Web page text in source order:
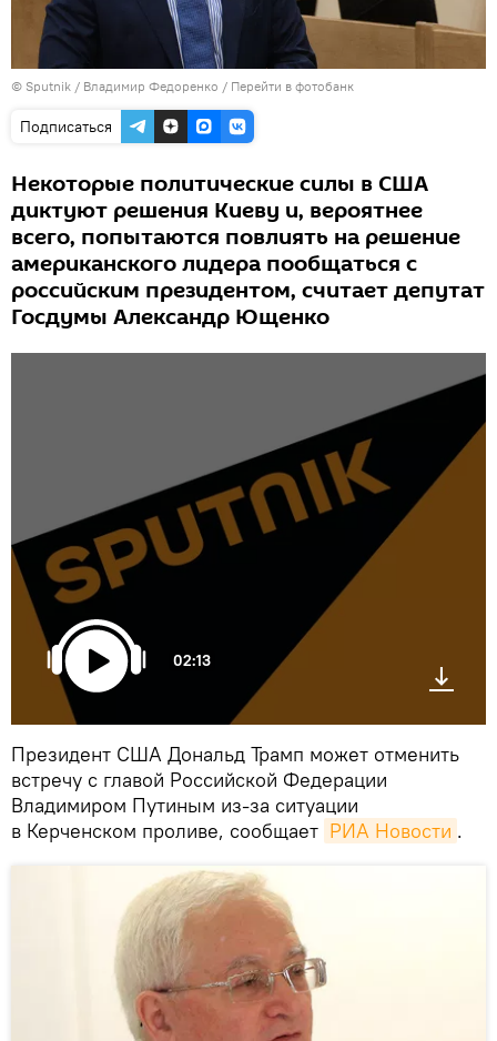
© Sputnik / Владимир Федоренко / Перейти в фотобанк
Подписаться
Некоторые политические силы в США
диктуют решения Киеву и, вероятнее
всего, попытаются повлиять на решение
американского лидера пообщаться с
российским президентом, считает депутат
Госдумы Александр Ющенко
02:13
Президент США Дональд Трамп может отменить
встречу с главой Российской Федерации
Владимиром Путиным из-за ситуации
в Керченском проливе, сообщает РИА Новости .